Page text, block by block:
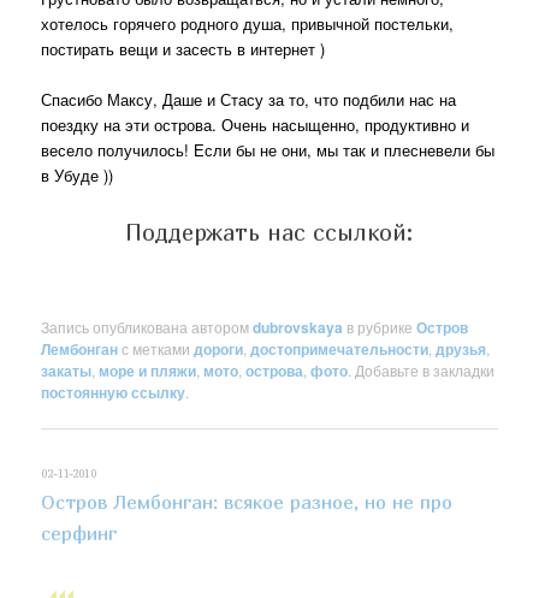
хотелось горячего родного душа, привычной постельки,
постирать вещи и засесть в интернет )
Спасибо Максу, Даше и Стасу за то, что подбили нас на
поездку на эти острова. Очень насыщенно, продуктивно и
весело получилось! Если бы не они, мы так и плесневели бы
в Убуде ))
Поддержать нас ссылкой:
Запись опубликована авторомdubrovskaya в рубрикеОстров
Лембонганс метками дороги достопримечательности друзья
закаты море и пляжи мото ,острова ,фото . Добавьте в закладки
постоянную ссылку
02-11-2010
Остров Лембонган: всякое разное, но не про
серфинг